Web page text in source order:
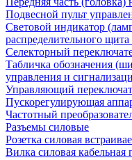
Подвесной пульт
Световой индикатор
распределительного
Селекторный
Табличка обозначения
управления и
Управляющий
Пускорегулирующая
Частотный
Разъемы силовые
Розетка силовая
Вилка силовая кабельная